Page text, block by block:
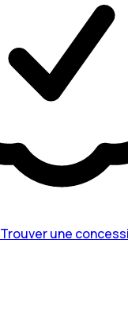
Trouver une